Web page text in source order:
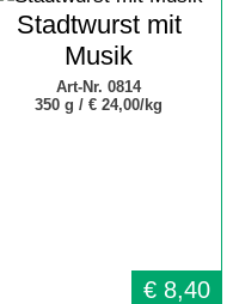
Stadtwurst mit
Musik
Art-Nr. 0814
350 g /€ 24,00/kg
€ 8,40